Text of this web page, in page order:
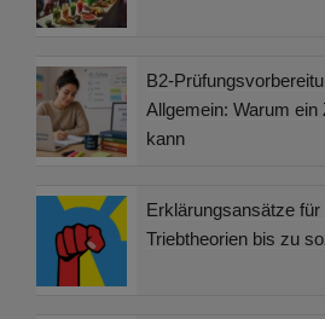
B2-
Allgemein: Warum ein
kann
Erklärungsansätze für
Triebtheorien bis zu